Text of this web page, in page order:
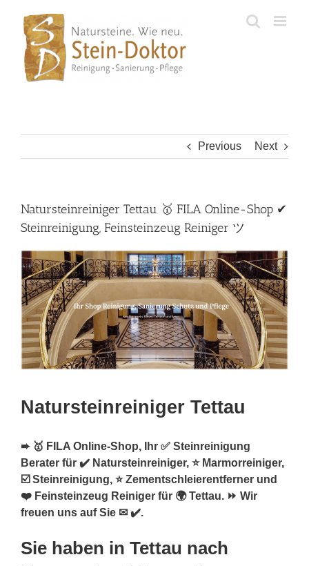
content
Previous Next
Natursteinreiniger Tettau 🥇 FILA Online-Shop ✔
Steinreinigung, Feinsteinzeug Reiniger ツ
Natursteinreiniger Tettau
➨ 🥇 FILA Online-Shop, Ihr ✅ Steinreinigung
Berater für ✔️ Natursteinreiniger, ⭐ Marmorreiniger,
☑️ Steinreinigung, ⭐ Zementschleierentferner und
❤️ Feinsteinzeug Reiniger für 🌍 Tettau. ⏩ Wir
freuen uns auf Sie ✉ ✔️.
Sie haben in Tettau nach